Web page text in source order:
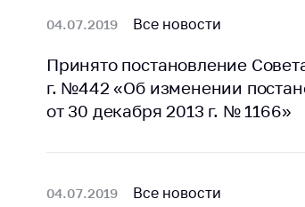
04.07.2019 Все новости
Принято постановление
г. №442 «Об изменении
от 30 декабря 2013 г. № 1166»
04.07.2019 Все новости